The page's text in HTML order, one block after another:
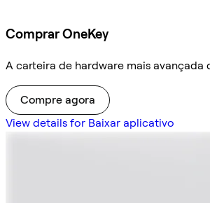
Comprar OneKey
A carteira de hardware mais avançada
Compre agora
View details for Baixar aplicativo